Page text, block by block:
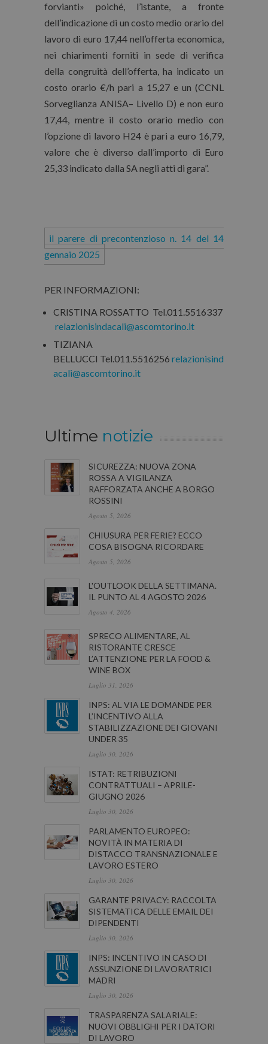
forvianti» poiché, l’istante, a fronte
dell’indicazione di un costo medio orario del
lavoro di euro 17,44 nell’offerta economica,
nei chiarimenti forniti in sede di verifica
della congruità dell’offerta, ha indicato un
costo orario €/h pari a 15,27 e un (CCNL
Sorveglianza ANISA– Livello D) e non euro
17,44, mentre il costo orario medio con
l’opzione di lavoro H24 è pari a euro 16,79,
valore che è diverso dall’importo di Euro
25,33 indicato dalla SA negli atti di gara”.
il parere di precontenzioso n. 14 del 14
gennaio 2025
PER INFORMAZIONI:
CRISTINA ROSSATTO Tel.011.5516337
relazionisindacali@ascomtorino.it
TIZIANA
BELLUCCI Tel.011.5516256 relazionisind
acali@ascomtorino.it
Ultime notizie
SICUREZZA: NUOVA ZONA
ROSSA A VIGILANZA
RAFFORZATA ANCHE A BORGO
ROSSINI
Agosto 5, 2026
CHIUSURA PER FERIE? ECCO
COSA BISOGNA RICORDARE
Agosto 5, 2026
L'OUTLOOK DELLA SETTIMANA.
IL PUNTO AL 4 AGOSTO 2026
Agosto 4, 2026
SPRECO ALIMENTARE, AL
RISTORANTE CRESCE
L’ATTENZIONE PER LA FOOD &
WINE BOX
Luglio 31, 2026
INPS: AL VIA LE DOMANDE PER
L’INCENTIVO ALLA
STABILIZZAZIONE DEI GIOVANI
UNDER 35
Luglio 30, 2026
ISTAT: RETRIBUZIONI
CONTRATTUALI – APRILE-
GIUGNO 2026
Luglio 30, 2026
PARLAMENTO EUROPEO:
NOVITÀ IN MATERIA DI
DISTACCO TRANSNAZIONALE E
LAVORO ESTERO
Luglio 30, 2026
GARANTE PRIVACY: RACCOLTA
SISTEMATICA DELLE EMAIL DEI
DIPENDENTI
Luglio 30, 2026
INPS: INCENTIVO IN CASO DI
ASSUNZIONE DI LAVORATRICI
MADRI
Luglio 30, 2026
TRASPARENZA SALARIALE:
NUOVI OBBLIGHI PER I DATORI
DI LAVORO